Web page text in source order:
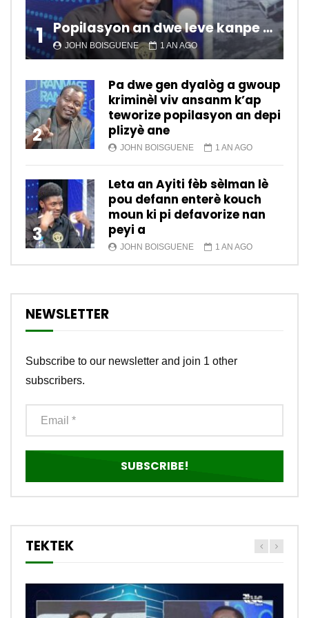
1 Popilasyon an dwe leve kanpe pou chanje sitiyasyon kawotik l’ap viv nan peyi a.
JOHN BOISGUENE 1 AN AGO
2
Pa dwe gen dyalòg a gwoup
kriminèl viv ansanm k’ap
teworize popilasyon an depi
plizyè ane
JOHN BOISGUENE 1 AN AGO
3
Leta an Ayiti fèb sèlman lè
pou defann enterè kouch
moun ki pi defavorize nan
peyi a
JOHN BOISGUENE 1 AN AGO
NEWSLETTER
Subscribe to our newsletter and join 1 other
subscribers.
TEKTEK